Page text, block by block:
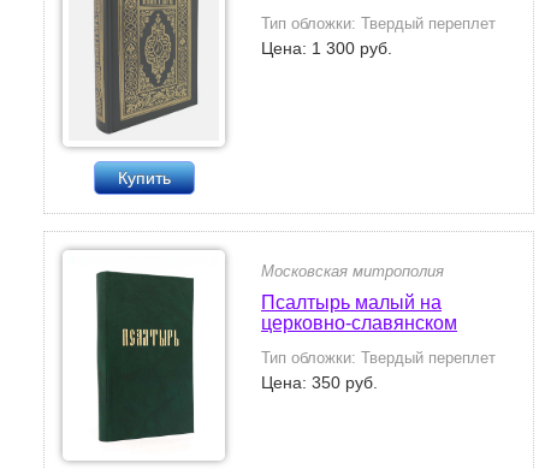
Купить
Тип обложки: Твердый переплет
Цена: 1 300 руб.
Московская митрополия
Псалтырь малый на
церковно-славянском
Тип обложки: Твердый переплет
Цена: 350 руб.